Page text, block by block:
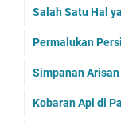
Salah Satu Hal
Permalukan
Simpanan
Kobaran Api di